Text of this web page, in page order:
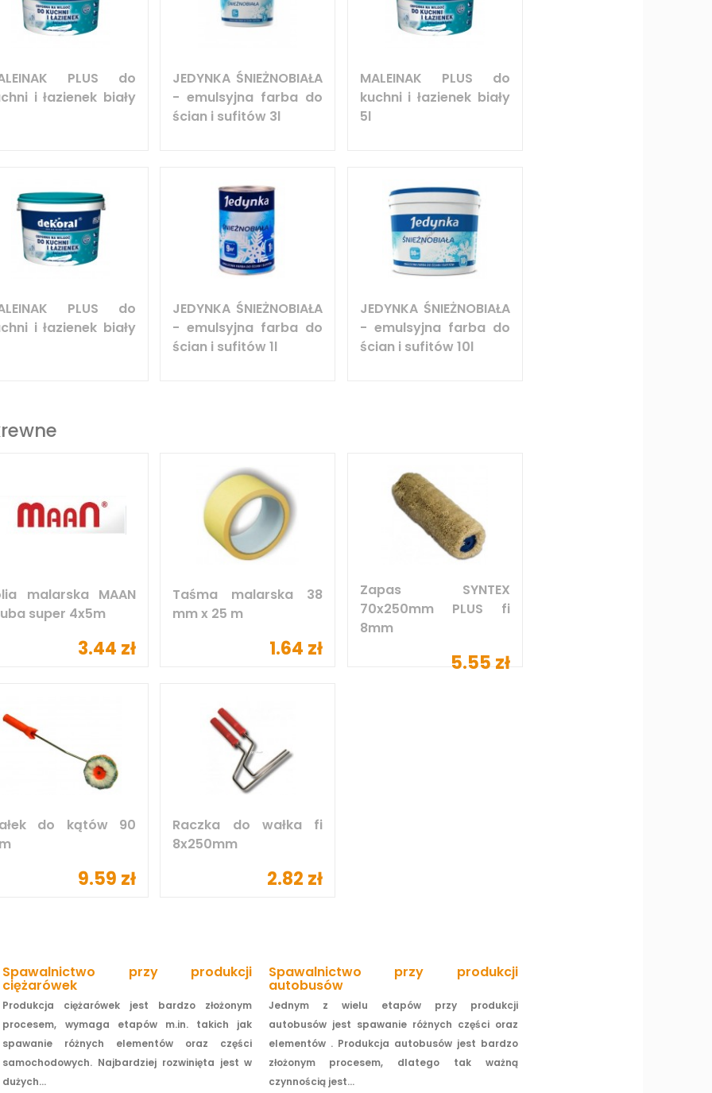
PLUS do
i łazienek biały
JEDYNKA ŚNIEŻNOBIAŁA
- emulsyjna farba do
ścian i sufitów 3l
MALEINAK PLUS do
kuchni i łazienek biały
5l
PLUS do
i łazienek biały
JEDYNKA ŚNIEŻNOBIAŁA
- emulsyjna farba do
ścian i sufitów 1l
JEDYNKA ŚNIEŻNOBIAŁA
- emulsyjna farba do
ścian i sufitów 10l
malarska MAAN
super 4x5m
3.44 zł
Taśma malarska 38
mm x 25 m
1.64 zł
Zapas SYNTEX
70x250mm PLUS fi
8mm
5.55 zł
do kątów 90
9.59 zł
Raczka do wałka fi
8x250mm
2.82 zł
Spawalnictwo przy produkcji
ciężarówek
Produkcja ciężarówek jest bardzo złożonym
procesem, wymaga etapów m.in. takich jak
spawanie różnych elementów oraz części
samochodowych. Najbardziej rozwinięta jest w
dużych...
Spawalnictwo przy produkcji
autobusów
Jednym z wielu etapów przy produkcji
autobusów jest spawanie różnych części oraz
elementów . Produkcja autobusów jest bardzo
złożonym procesem, dlatego tak ważną
czynnością jest...